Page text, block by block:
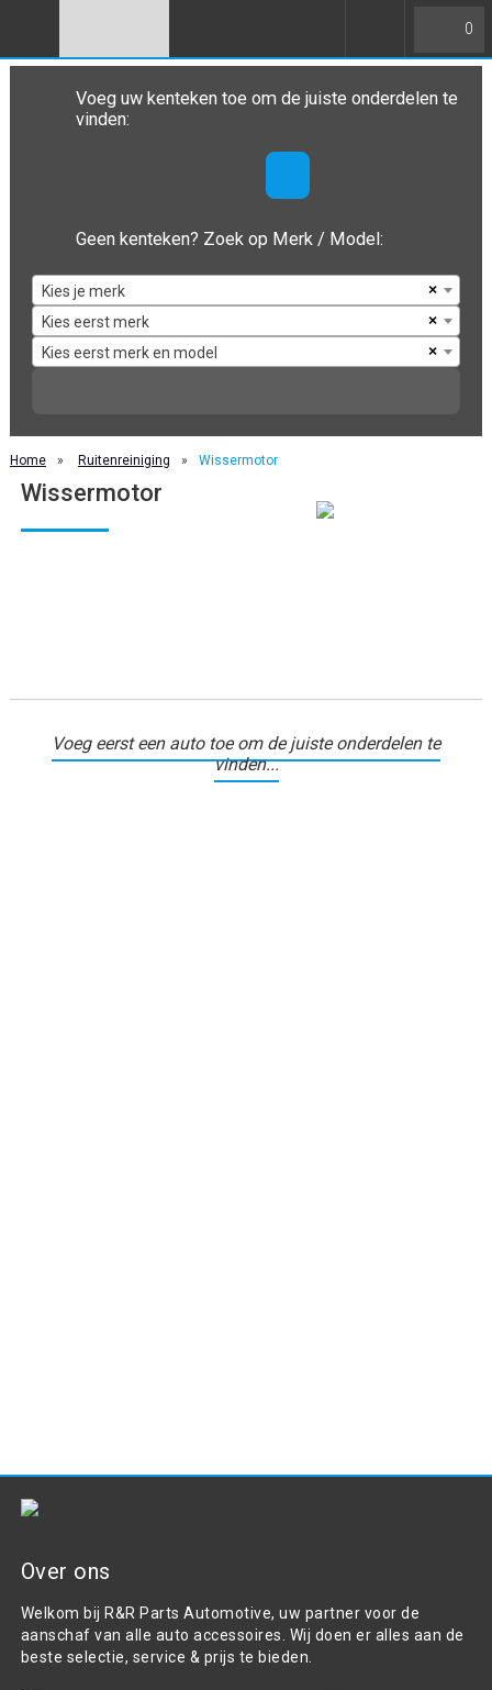
0
Voeg uw kenteken toe om de juiste onderdelen te
vinden:
Geen kenteken? Zoek op Merk / Model:
×
Kies je merk
×
Kies eerst merk
×
Kies eerst merk en model
Home » Ruitenreiniging » Wissermotor
Wissermotor
Voeg eerst een auto toe om de juiste onderdelen te
vinden...
Over ons
Welkom bij R&R Parts Automotive, uw partner voor de
aanschaf van alle auto accessoires. Wij doen er alles aan de
beste selectie, service & prijs te bieden.